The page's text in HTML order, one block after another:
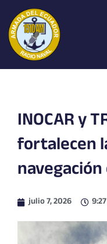
contenido
INOCAR y
fortalecen
julio 7, 2026